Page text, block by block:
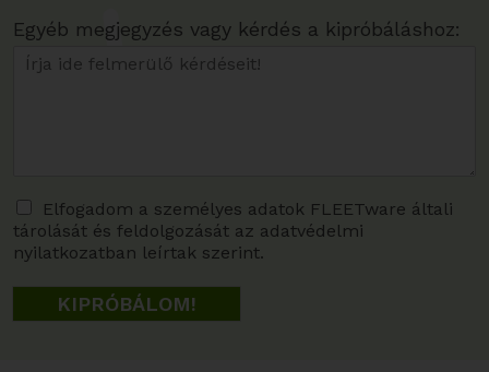
Egyéb megjegyzés vagy kérdés a kipróbáláshoz:
A
d
a
t
Elfogadom a személyes adatok FLEETware általi
tárolását és feldolgozását az adatvédelmi
nyilatkozatban leírtak szerint.
KIPRÓBÁLOM!